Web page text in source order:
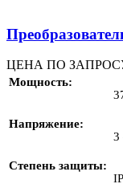
ЦЕНА ПО
Мощность
Напряжение
3
Степень защиты